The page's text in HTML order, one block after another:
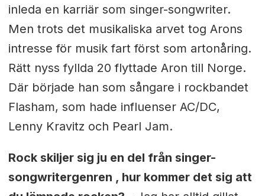
inleda en karriär som singer-songwriter.
Men trots det musikaliska arvet tog Arons
intresse för musik fart först som artonåring.
Rätt nyss fyllda 20 flyttade Aron till Norge.
Där började han som sångare i rockbandet
Flasham, som hade influenser AC/DC,
Lenny Kravitz och Pearl Jam.
Rock skiljer sig ju en del från singer-
songwritergenren , hur kommer det sig att